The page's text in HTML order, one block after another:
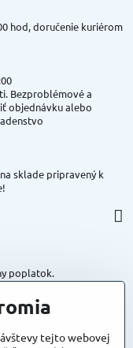
hod, doručenie kuriérom
Bezproblémové a
objednávku alebo
sklade pripravený k
poplatok.
tejto webovej